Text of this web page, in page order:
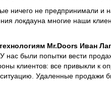
ничего не предпринимали и
локдауна многие наши
Mr.Doors Иван
нас были попытки вести
клиентов: все привыкли к
Удаленные продажи